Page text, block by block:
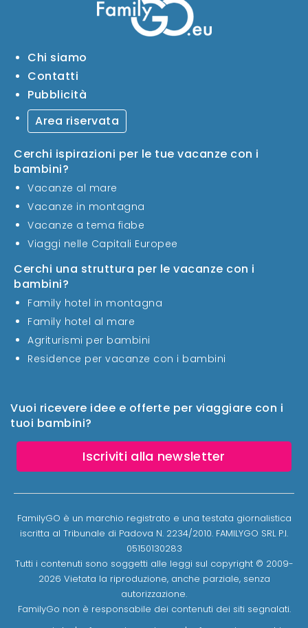
Vuoi ricevere idee e offerte per viaggiare con i
tuoi bambini?
Iscriviti alla newsletter
Chi siamo
Contatti
Pubblicità
Area riservata
Cerchi ispirazioni per le tue vacanze con i
bambini?
Vacanze al mare
Vacanze in montagna
Vacanze a tema fiabe
Viaggi nelle Capitali Europee
Cerchi una struttura per le vacanze con i
bambini?
Family hotel in montagna
Family hotel al mare
Agriturismi per bambini
Residence per vacanze con i bambini
FamilyGO è un marchio registrato e una testata giornalistica
iscritta al Tribunale di Padova N. 2234/2010. FAMILYGO SRL P.I.
05150130283
Tutti i contenuti sono soggetti alle leggi sul copyright © 2009-
2026 Vietata la riproduzione, anche parziale, senza
autorizzazione.
FamilyGo non è responsabile dei contenuti dei siti segnalati.